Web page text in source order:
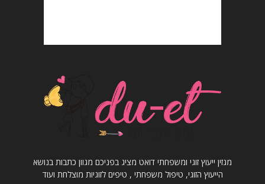
מגזין ייעוץ זוגי ומשפחתי דואט מציג בפניכם מגוון כתבות בנושא
הייעוץ הזוגי, טיפול משפחתי , טיפים לזוגיות מוצלחת ועוד